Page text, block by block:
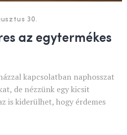
30.
az egytermékes
kapcsolatban naphosszat
de nézzünk egy kicsit
is kiderülhet, hogy érdemes